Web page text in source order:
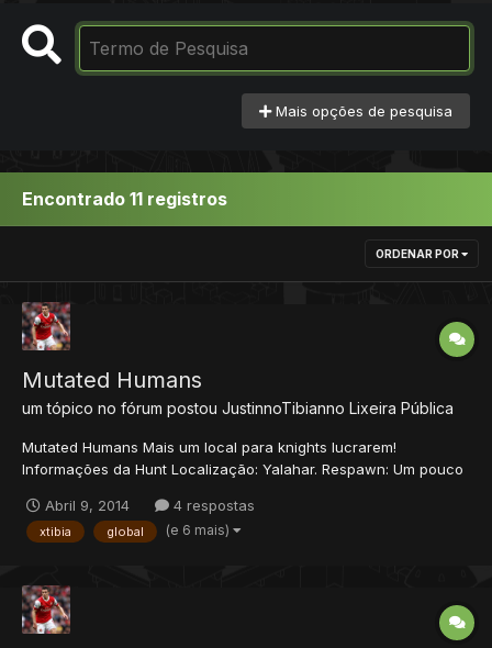
Mais opções de pesquisa
Encontrado 11 registros
ORDENAR POR
Mutated Humans
um tópico no fórum postou JustinnoTibianno Lixeira Pública
Mutated Humans Mais um local para knights lucrarem!
Informações da Hunt Localização: Yalahar. Respawn: Um pouco
sozinho, verá que os Mutated Humans ficam em grupos de 2~3
monstros. Exp/hora: 70k/hora com bônus Gold/hora: 7k/h...
Abril 9, 2014 4 respostas
xtibia global (e 6 mais)